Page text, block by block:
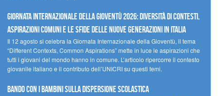
GIORNATA INTERNAZIONALE DELLA GIOVENTÙ 2026: DIVERSITÀ DI CONTESTI,
ASPIRAZIONI COMUNI E LE SFIDE DELLE NUOVE GENERAZIONI IN ITALIA
Il 12 agosto si celebra la Giornata Internazionale della Gioventù, il tema
“Different Contexts, Common Aspirations” mette in luce le aspirazioni che
tutti i giovani del mondo hanno in comune. L’articolo ripercorre il contesto
giovanile italiano e il contributo dell’UNICRI su questi temi.
Bando Con i Bambini sulla dispersione scolastica